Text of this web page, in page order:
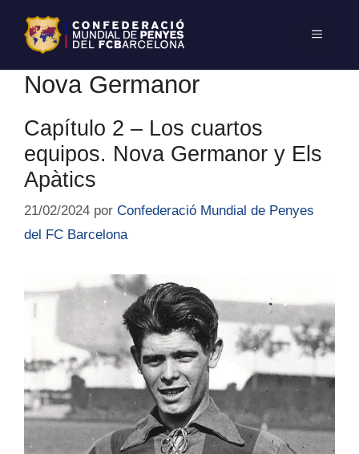
Nova Germanor
Capítulo 2 – Los cuartos
equipos. Nova Germanor y Els
Apàtics
21/02/2024 por Confederació Mundial de Penyes
del FC Barcelona